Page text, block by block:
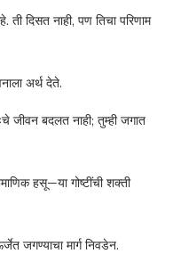
ती दिसत नाही, पण तिचा परिणाम
अर्थ देते.
जीवन बदलत नाही; तुम्ही जगात
हसू—या गोष्टींची शक्ती
जगण्याचा मार्ग निवडेन.